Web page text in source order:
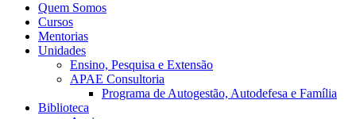
Quem Somos
Cursos
Mentorias
Unidades
Ensino, Pesquisa e Extensão
APAE Consultoria
Programa de Autogestão, Autodefesa e Família
Biblioteca